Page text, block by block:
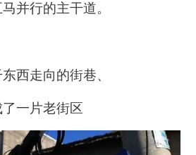
行的主干道。
走向的街巷、
一片老街区